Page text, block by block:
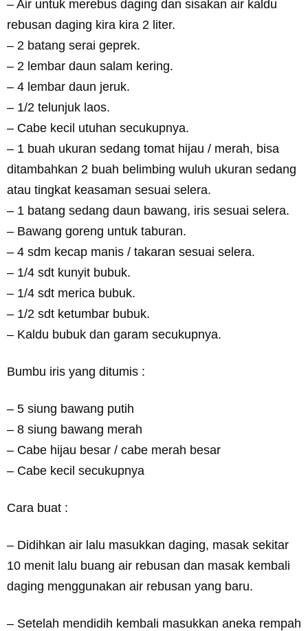
– Air untuk merebus daging dan sisakan air kaldu
rebusan daging kira kira 2 liter.
– 2 batang serai geprek.
– 2 lembar daun salam kering.
– 4 lembar daun jeruk.
– 1/2 telunjuk laos.
– Cabe kecil utuhan secukupnya.
– 1 buah ukuran sedang tomat hijau / merah, bisa
ditambahkan 2 buah belimbing wuluh ukuran sedang
atau tingkat keasaman sesuai selera.
– 1 batang sedang daun bawang, iris sesuai selera.
– Bawang goreng untuk taburan.
– 4 sdm kecap manis / takaran sesuai selera.
– 1/4 sdt kunyit bubuk.
– 1/4 sdt merica bubuk.
– 1/2 sdt ketumbar bubuk.
– Kaldu bubuk dan garam secukupnya.
Bumbu iris yang ditumis :
– 5 siung bawang putih
– 8 siung bawang merah
– Cabe hijau besar / cabe merah besar
– Cabe kecil secukupnya
Cara buat :
– Didihkan air lalu masukkan daging, masak sekitar
10 menit lalu buang air rebusan dan masak kembali
daging menggunakan air rebusan yang baru.
– Setelah mendidih kembali masukkan aneka rempah